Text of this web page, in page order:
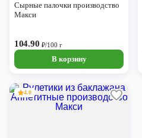
Ярославль
Сырные палочки производство
Макси
104.90 ₽/100 г
В корзину
4.0